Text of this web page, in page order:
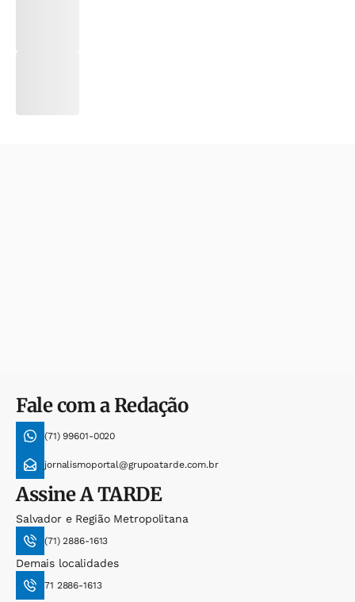
Fale com a Redação
(71) 99601-0020
jornalismoportal@grupoatarde.com.br
AssineA TARDE
Salvador e Região Metropolitana
(71) 2886-1613
Demais localidades
71 2886-1613